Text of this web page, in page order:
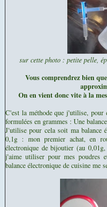
sur cette photo : petite pelle,
Vous comprendrez bien
On en vient donc vite à la
C'est la méthode que j'utilise, pour
formulées en grammes : Une
J'utilise pour cela soit ma balance
0,1g : mon premier achat, en
électronique de bijoutier (au
j'aime utiliser pour mes poudres
balance électronique de cuisine me